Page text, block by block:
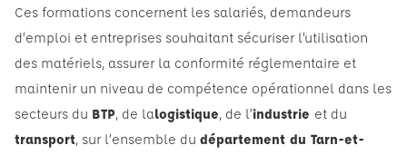
Ces formations concernent les salariés, demandeurs
d’emploi et entreprises souhaitant sécuriser l’utilisation
des matériels, assurer la conformité réglementaire et
maintenir un niveau de compétence opérationnel dans les
secteurs du BTP, de lalogistique, de l’industrie et du
transport, sur l’ensemble du département du Tarn-et-